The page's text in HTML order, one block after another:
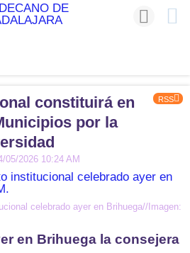
RSS
constituirá en
por la
05/2026 10:24 AM
celebrado ayer en Brihuega//Imagen:
en Brihuega la consejera